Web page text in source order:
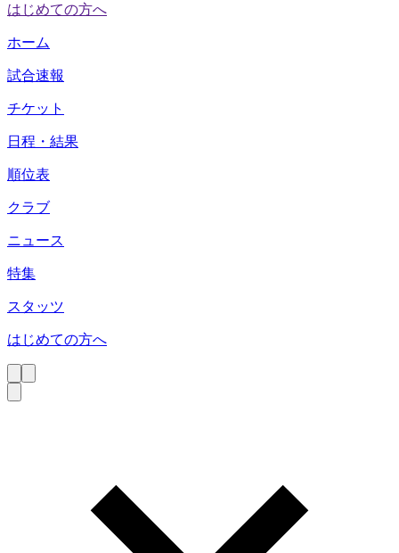
はじめての方へ
ホーム
試合速報
チケット
日程・結果
順位表
クラブ
ニュース
特集
スタッツ
はじめての方へ